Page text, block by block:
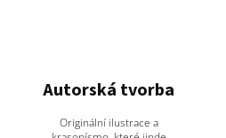
Autorská tvorba
Originální ilustrace a